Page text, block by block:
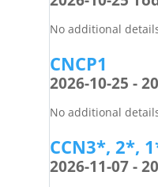
No additional
CNCP1
2026-10-25 -
No additional
CCN3*, 2*,
2026-11-07 -